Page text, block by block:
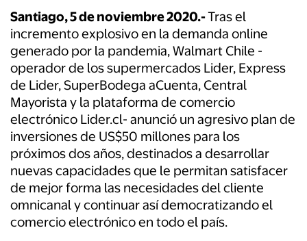
Santiago, 5 de noviembre 2020.-Tras el
incremento explosivo en la demanda online
generado por la pandemia, Walmart Chile -
operador de los supermercados Lider, Express
de Lider, SuperBodega aCuenta, Central
Mayorista y la plataforma de comercio
electrónico Lider.cl- anunció un agresivo plan de
inversiones de US$50 millones para los
próximos dos años, destinados a desarrollar
nuevas capacidades que le permitan satisfacer
de mejor forma las necesidades del cliente
omnicanal y continuar así democratizando el
comercio electrónico en todo el país.